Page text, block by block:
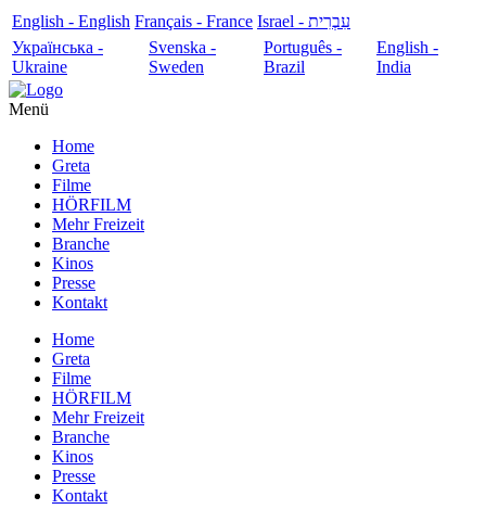
English - English Français - France
עִבְרִית - Israel
Українська -
Ukraine
Svenska -
Sweden
Português -
Brazil
English -
India
Menü
Home
Greta
Filme
HÖRFILM
Mehr Freizeit
Branche
Kinos
Presse
Kontakt
Home
Greta
Filme
HÖRFILM
Mehr Freizeit
Branche
Kinos
Presse
Kontakt